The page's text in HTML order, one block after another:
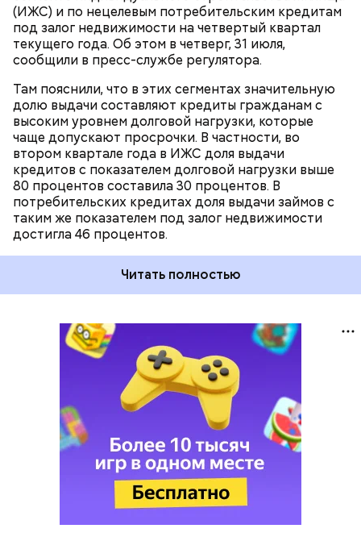
(ИЖС) и по нецелевым потребительским кредитам
под залог недвижимости на четвертый квартал
текущего года. Об этом в четверг, 31 июля,
сообщили в пресс-службе регулятора.
Там пояснили, что в этих сегментах значительную
долю выдачи составляют кредиты гражданам с
высоким уровнем долговой нагрузки, которые
чаще допускают просрочки. В частности, во
втором квартале года в ИЖС доля выдачи
кредитов с показателем долговой нагрузки выше
80 процентов составила 30 процентов. В
потребительских кредитах доля выдачи займов с
таким же показателем под залог недвижимости
достигла 46 процентов.
Читать полностью